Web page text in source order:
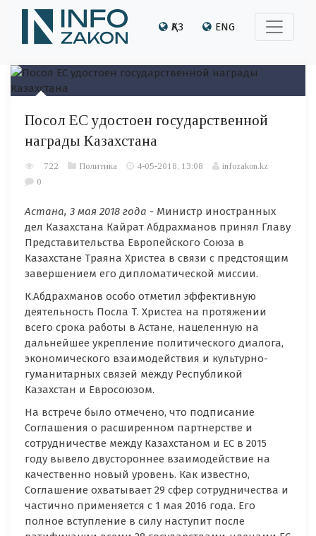
ҚАЗ ENG
Посол ЕС удостоен государственной
награды Казахстана
722 Политика 4-05-2018, 13:08
infozakon.kz
0
Астана, 3 мая 2018 года - Министр иностранных
дел Казахстана Кайрат Абдрахманов принял Главу
Представительства Европейского Союза в
Казахстане Траяна Христеа в связи с предстоящим
завершением его дипломатической миссии.
К.Абдрахманов особо отметил эффективную
деятельность Посла Т. Христеа на протяжении
всего срока работы в Астане, нацеленную на
дальнейшее укрепление политического диалога,
экономического взаимодействия и культурно-
гуманитарных связей между Республикой
Казахстан и Евросоюзом.
На встрече было отмечено, что подписание
Соглашения о расширенном партнерстве и
сотрудничестве между Казахстаном и ЕС в 2015
году вывело двустороннее взаимодействие на
качественно новый уровень. Как известно,
Соглашение охватывает 29 сфер сотрудничества и
частично применяется с 1 мая 2016 года. Его
полное вступление в силу наступит после